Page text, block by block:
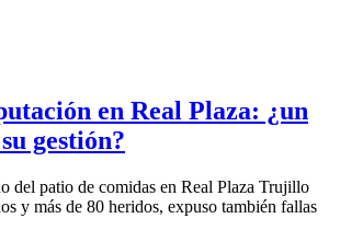
en Real Plaza: ¿un
gestión?
del patio de comidas en Real Plaza Trujillo
y más de 80 heridos, expuso también fallas